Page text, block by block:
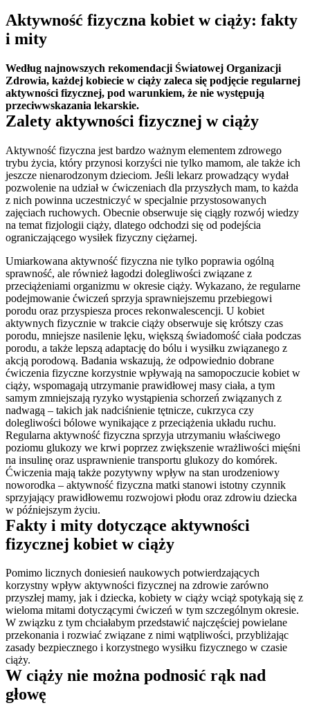
Aktywność fizyczna kobiet w ciąży: fakty
i mity
Według najnowszych rekomendacji Światowej Organizacji
Zdrowia, każdej kobiecie w ciąży zaleca się podjęcie regularnej
aktywności fizycznej, pod warunkiem, że nie występują
przeciwwskazania lekarskie.
Zalety aktywności fizycznej w ciąży
Aktywność fizyczna jest bardzo ważnym elementem zdrowego
trybu życia, który przynosi korzyści nie tylko mamom, ale także ich
jeszcze nienarodzonym dzieciom. Jeśli lekarz prowadzący wydał
pozwolenie na udział w ćwiczeniach dla przyszłych mam, to każda
z nich powinna uczestniczyć w specjalnie przystosowanych
zajęciach ruchowych. Obecnie obserwuje się ciągły rozwój wiedzy
na temat fizjologii ciąży, dlatego odchodzi się od podejścia
ograniczającego wysiłek fizyczny ciężarnej.
Umiarkowana aktywność fizyczna nie tylko poprawia ogólną
sprawność, ale również łagodzi dolegliwości związane z
przeciążeniami organizmu w okresie ciąży. Wykazano, że regularne
podejmowanie ćwiczeń sprzyja sprawniejszemu przebiegowi
porodu oraz przyspiesza proces rekonwalescencji. U kobiet
aktywnych fizycznie w trakcie ciąży obserwuje się krótszy czas
porodu, mniejsze nasilenie lęku, większą świadomość ciała podczas
porodu, a także lepszą adaptację do bólu i wysiłku związanego z
akcją porodową. Badania wskazują, że odpowiednio dobrane
ćwiczenia fizyczne korzystnie wpływają na samopoczucie kobiet w
ciąży, wspomagają utrzymanie prawidłowej masy ciała, a tym
samym zmniejszają ryzyko wystąpienia schorzeń związanych z
nadwagą – takich jak nadciśnienie tętnicze, cukrzyca czy
dolegliwości bólowe wynikające z przeciążenia układu ruchu.
Regularna aktywność fizyczna sprzyja utrzymaniu właściwego
poziomu glukozy we krwi poprzez zwiększenie wrażliwości mięśni
na insulinę oraz usprawnienie transportu glukozy do komórek.
Ćwiczenia mają także pozytywny wpływ na stan urodzeniowy
noworodka – aktywność fizyczna matki stanowi istotny czynnik
sprzyjający prawidłowemu rozwojowi płodu oraz zdrowiu dziecka
w późniejszym życiu.
Fakty i mity dotyczące aktywności
fizycznej kobiet w ciąży
Pomimo licznych doniesień naukowych potwierdzających
korzystny wpływ aktywności fizycznej na zdrowie zarówno
przyszłej mamy, jak i dziecka, kobiety w ciąży wciąż spotykają się z
wieloma mitami dotyczącymi ćwiczeń w tym szczególnym okresie.
W związku z tym chciałabym przedstawić najczęściej powielane
przekonania i rozwiać związane z nimi wątpliwości, przybliżając
zasady bezpiecznego i korzystnego wysiłku fizycznego w czasie
ciąży.
W ciąży nie można podnosić rąk nad
głowę